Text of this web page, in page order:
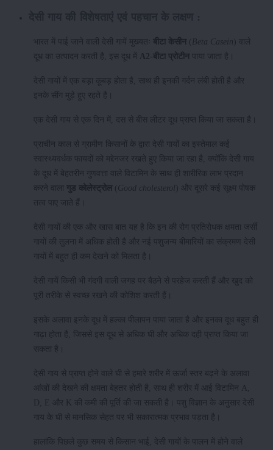
भारत में पाई जाने वाली देसी गायें मुख्यतः बीटा केसीन ( Beta Casein ) वाले
दूध का उत्पादन करती है, इस दूध में
A2-बीटा प्रोटीन पाया जाता है।
देसी गायों में एक बड़ा कूबड़ होता है, साथ ही इनकी गर्दन लंबी होती है और
इनके सींग मुड़े हुए रहते है।
एक देसी गाय से एक दिन में, दस से बीस लीटर दूध प्राप्त किया जा सकता है।
प्राचीन काल से ग्रामीण किसानों के द्वारा देसी गायों का इस्तेमाल कई
स्वास्थ्यवर्धक फायदों को मद्देनजर रखते हुए किया जा रहा है, क्योंकि देसी गाय
के दूध में बेहतरीन गुणवत्ता वाले विटामिन के साथ ही शारीरिक लाभ प्रदान
करने वाला गुड कोलेस्ट्रोल ( Good cholesterol ) और दूसरे कई सूक्ष्म पोषक
तत्व पाए जाते हैं।
देसी गायों की एक और खास बात यह है कि इन की रोग प्रतिरोधक क्षमता जर्सी
गायों की तुलना में अधिक होती है और नई पशुजन्य बीमारियों का संक्रमण देसी
गायों में बहुत ही कम देखने को मिलता है।
देसी गायें किसी भी गंदगी वाली जगह पर बैठने से परहेज करती हैं और खुद को
पूरी तरीके से स्वच्छ रखने की कोशिश करती हैं।
इसके अलावा इनके दूध में हल्का पीलापन पाया जाता है और इनका दूध बहुत ही
गाढ़ा होता है, जिससे इस दूध से अधिक घी और अधिक दही प्राप्त किया जा
सकता है।
देसी गाय से प्राप्त होने वाले घी से हमारे शरीर में ऊर्जा स्तर बढ़ने के अलावा
आंखों की देखने की क्षमता बेहतर होती है, साथ ही शरीर में आई विटामिन A,
D, E और K की कमी की पूर्ति की जा सकती है। पशु विज्ञान के अनुसार देसी
गाय के घी से मानसिक सेहत पर भी सकारात्मक प्रभाव पड़ता है।
हालांकि पिछले कुछ समय से किसान भाई, देसी गायों के पालन में होने वाले